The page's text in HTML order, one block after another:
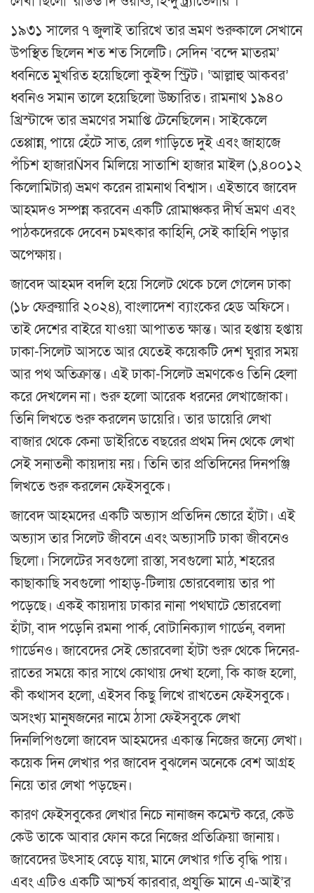
১৯৩১ সালের ৭ জুলাই তারিখে তার ভ্রমণ শুরুকালে সেখানে
উপস্থিত ছিলেন শত শত সিলেটি। সেদিন ‘বন্দে মাতরম’
ধ্বনিতে মুখরিত হয়েছিলো কুইন্স স্ট্রিট। ‘আল্লাহু আকবর’
ধ্বনিও সমান তালে হয়েছিলো উচ্চারিত। রামনাথ ১৯৪০
খ্রিস্টাব্দে তার ভ্রমণের সমাপ্তি টেনেছিলেন। সাইকেলে
তেপ্পান্ন, পায়ে হেঁটে সাত, রেল গাড়িতে দুই এবং জাহাজে
পঁচিশ হাজারÑসব মিলিয়ে সাতাশি হাজার মাইল (১,৪০০১২
কিলোমিটার) ভ্রমণ করেন রামনাথ বিশ্বাস। এইভাবে জাবেদ
আহমদও সম্পন্ন করবেন একটি রোমাঞ্চকর দীর্ঘ ভ্রমণ এবং
পাঠকদেরকে দেবেন চমৎকার কাহিনি, সেই কাহিনি পড়ার
অপেক্ষায়।
জাবেদ আহমদ বদলি হয়ে সিলেট থেকে চলে গেলেন ঢাকা
(১৮ ফেব্রুয়ারি ২০২৪), বাংলাদেশ ব্যাংকের হেড অফিসে।
তাই দেশের বাইরে যাওয়া আপাতত ক্ষান্ত। আর হপ্তায় হপ্তায়
ঢাকা-সিলেট আসতে আর যেতেই কয়েকটি দেশ ঘুরার সময়
আর পথ অতিক্রান্ত। এই ঢাকা-সিলেট ভ্রমণকেও তিনি হেলা
করে দেখলেন না। শুরু হলো আরেক ধরনের লেখাজোকা।
তিনি লিখতে শুরু করলেন ডায়েরি। তার ডায়েরি লেখা
বাজার থেকে কেনা ডাইরিতে বছরের প্রথম দিন থেকে লেখা
সেই সনাতনী কায়দায় নয়। তিনি তার প্রতিদিনের দিনপঞ্জি
লিখতে শুরু করলেন ফেইসবুকে।
জাবেদ আহমদের একটি অভ্যাস প্রতিদিন ভোরে হাঁটা। এই
অভ্যাস তার সিলেট জীবনে এবং অভ্যাসটি ঢাকা জীবনেও
ছিলো। সিলেটের সবগুলো রাস্তা, সবগুলো মাঠ, শহরের
কাছাকাছি সবগুলো পাহাড়-টিলায় ভোরবেলায় তার পা
পড়েছে। একই কায়দায় ঢাকার নানা পথঘাটে ভোরবেলা
হাঁটা, বাদ পড়েনি রমনা পার্ক, বোটানিক্যাল গার্ডেন, বলদা
গার্ডেনও। জাবেদের সেই ভোরবেলা হাঁটা শুরু থেকে দিনের-
রাতের সময়ে কার সাথে কোথায় দেখা হলো, কি কাজ হলো,
কী কথাসব হলো, এইসব কিছু লিখে রাখতেন ফেইসবুকে।
অসংখ্য মানুষজনের নামে ঠাসা ফেইসবুকে লেখা
দিনলিপিগুলো জাবেদ আহমদের একান্ত নিজের জন্যে লেখা।
কয়েক দিন লেখার পর জাবেদ বুঝলেন অনেকে বেশ আগ্রহ
নিয়ে তার লেখা পড়ছেন।
কারণ ফেইসবুকের লেখার নিচে নানাজন কমেন্ট করে, কেউ
কেউ তাকে আবার ফোন করে নিজের প্রতিক্রিয়া জানায়।
জাবেদের উৎসাহ বেড়ে যায়, মানে লেখার গতি বৃদ্ধি পায়।
এবং এটিও একটি আশ্চর্য কারবার, প্রযুক্তি মানে এ-আই’র